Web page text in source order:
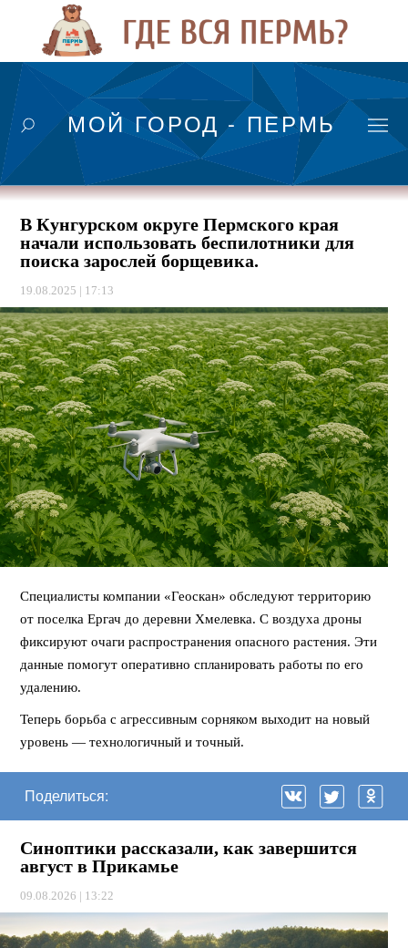
МОЙ ГОРОД - ПЕРМЬ
В Кунгурском округе Пермского края
начали использовать беспилотники для
поиска зарослей борщевика.
19.08.2025 | 17:13
Специалисты компании «Геоскан» обследуют территорию
от поселка Ергач до деревни Хмелевка. С воздуха дроны
фиксируют очаги распространения опасного растения. Эти
данные помогут оперативно спланировать работы по его
удалению.
Теперь борьба с агрессивным сорняком выходит на новый
уровень — технологичный и точный.
Поделиться:
Синоптики рассказали, как завершится
август в Прикамье
09.08.2026 | 13:22